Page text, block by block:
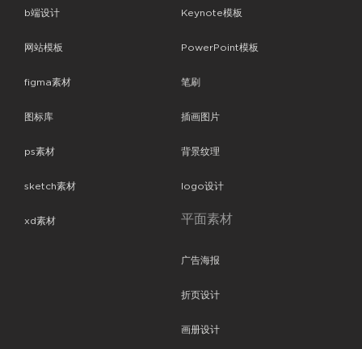
b端设计
网站模板
figma素材
图标库
ps素材
sketch素材
xd素材
Keynote模板
PowerPoint模板
笔刷
插画图片
背景纹理
logo设计
平面素材
广告海报
折页设计
画册设计